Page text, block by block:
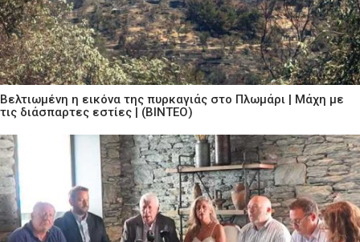
Βελτιωμένη η εικόνα της πυρκαγιάς στο Πλωμάρι | Μάχη με
τις διάσπαρτες εστίες | (ΒΙΝΤΕΟ)